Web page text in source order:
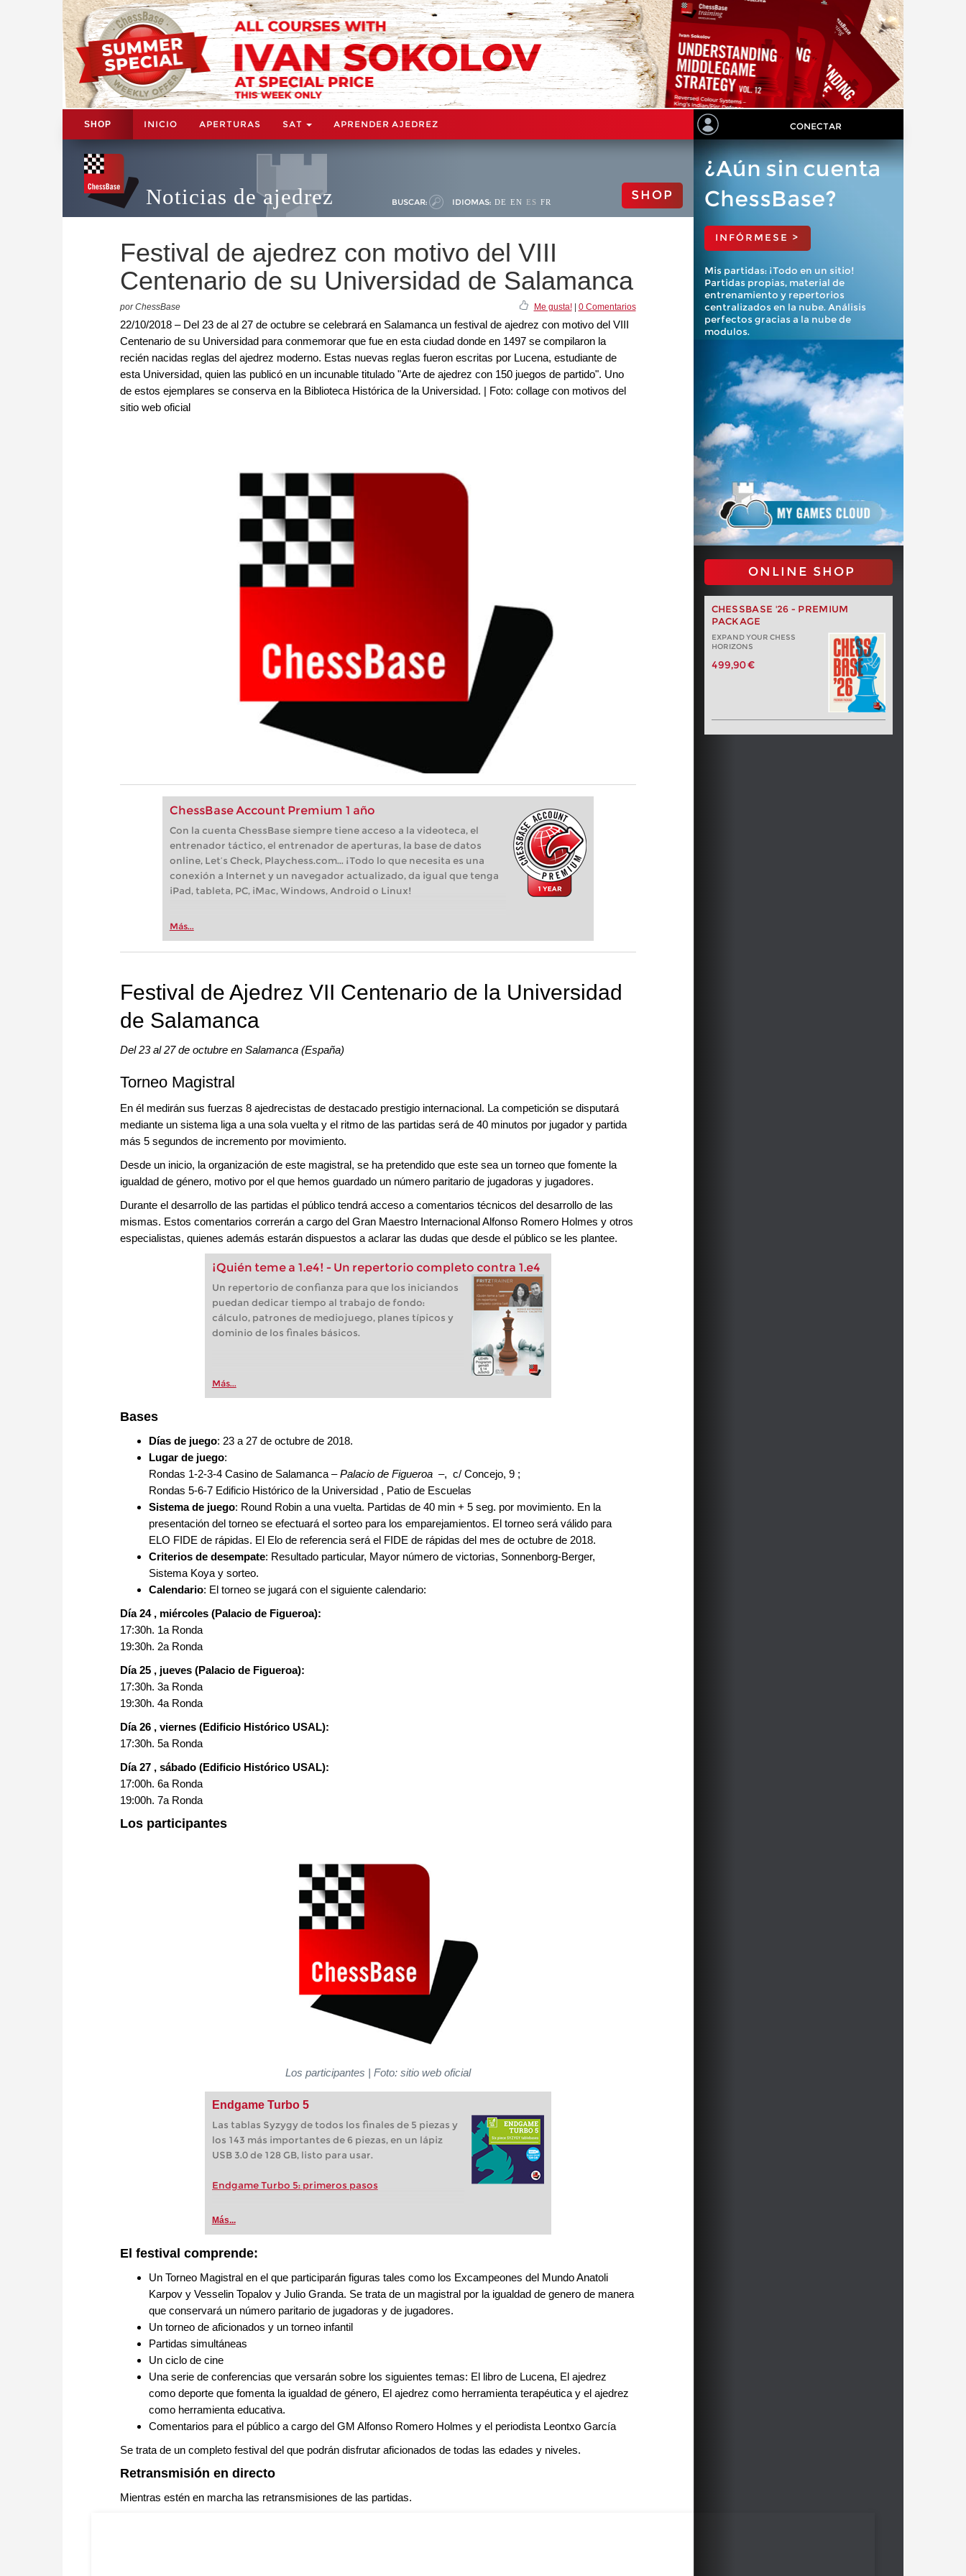
SHOP INICIO APERTURAS SAT APRENDER AJEDREZ CONECTAR
Noticias de ajedrez BUSCAR: IDIOMAS: DE EN ES FR SHOP
Festival de ajedrez con motivo del VIII
Centenario de su Universidad de Salamanca
por ChessBase Me gusta!| 0 Comentarios
22/10/2018 – Del 23 de al 27 de octubre se celebrará en Salamanca un festival de ajedrez con motivo del VIII
Centenario de su Universidad para conmemorar que fue en esta ciudad donde en 1497 se compilaron la
recién nacidas reglas del ajedrez moderno. Estas nuevas reglas fueron escritas por Lucena, estudiante de
esta Universidad, quien las publicó en un incunable titulado "Arte de ajedrez con 150 juegos de partido". Uno
de estos ejemplares se conserva en la Biblioteca Histórica de la Universidad. | Foto: collage con motivos del
sitio web oficial
ChessBase Account Premium 1 año
Con la cuenta ChessBase siempre tiene acceso a la videoteca, el
entrenador táctico, el entrenador de aperturas, la base de datos
online, Let’s Check, Playchess.com... ¡Todo lo que necesita es una
conexión a Internet y un navegador actualizado, da igual que tenga
iPad, tableta, PC, iMac, Windows, Android o Linux!
Más...
¿Aún sin cuenta
ChessBase?
INFÓRMESE >
Mis partidas: ¡Todo en un sitio!
Partidas propias, material de
entrenamiento y repertorios
centralizados en la nube. Análisis
perfectos gracias a la nube de
modulos.
ONLINE SHOP
CHESSBASE '26 - PREMIUM
PACKAGE
EXPAND YOUR CHESS
HORIZONS
499,90 €
Festival de Ajedrez VII Centenario de la Universidad
de Salamanca
Del 23 al 27 de octubre en Salamanca (España)
Torneo Magistral
En él medirán sus fuerzas 8 ajedrecistas de destacado prestigio internacional. La competición se disputará
mediante un sistema liga a una sola vuelta y el ritmo de las partidas será de 40 minutos por jugador y partida
más 5 segundos de incremento por movimiento.
Desde un inicio, la organización de este magistral, se ha pretendido que este sea un torneo que fomente la
igualdad de género, motivo por el que hemos guardado un número paritario de jugadoras y jugadores.
Durante el desarrollo de las partidas el público tendrá acceso a comentarios técnicos del desarrollo de las
mismas. Estos comentarios correrán a cargo del Gran Maestro Internacional Alfonso Romero Holmes y otros
especialistas, quienes además estarán dispuestos a aclarar las dudas que desde el público se les plantee.
¡Quién teme a 1.e4! - Un repertorio completo contra 1.e4
Un repertorio de confianza para que los iniciandos
puedan dedicar tiempo al trabajo de fondo:
cálculo, patrones de mediojuego, planes típicos y
dominio de los finales básicos.
Más...
Bases
Días de juego: 23 a 27 de octubre de 2018.
Lugar de juego:
Rondas 1-2-3-4 Casino de Salamanca –Palacio de Figueroa –, c/ Concejo, 9 ;
Rondas 5-6-7 Edificio Histórico de la Universidad , Patio de Escuelas
Sistema de juego: Round Robin a una vuelta. Partidas de 40 min + 5 seg. por movimiento. En la
presentación del torneo se efectuará el sorteo para los emparejamientos. El torneo será válido para
ELO FIDE de rápidas. El Elo de referencia será el FIDE de rápidas del mes de octubre de 2018.
Criterios de desempate: Resultado particular, Mayor número de victorias, Sonnenborg-Berger,
Sistema Koya y sorteo.
Calendario: El torneo se jugará con el siguiente calendario:
Día 24 , miércoles (Palacio de Figueroa):
17:30h. 1a Ronda
19:30h. 2a Ronda
Día 25 , jueves (Palacio de Figueroa):
17:30h. 3a Ronda
19:30h. 4a Ronda
Día 26 , viernes (Edificio Histórico USAL):
17:30h. 5a Ronda
Día 27 , sábado (Edificio Histórico USAL):
17:00h. 6a Ronda
19:00h. 7a Ronda
Los participantes
Los participantes | Foto: sitio web oficial
Endgame Turbo 5
Las tablas Syzygy de todos los finales de 5 piezas y
los 143 más importantes de 6 piezas, en un lápiz
USB 3.0 de 128 GB, listo para usar.
Endgame Turbo 5: primeros pasos
Más...
El festival comprende:
Un Torneo Magistral en el que participarán figuras tales como los Excampeones del Mundo Anatoli
Karpov y Vesselin Topalov y Julio Granda. Se trata de un magistral por la igualdad de genero de manera
que conservará un número paritario de jugadoras y de jugadores.
Un torneo de aficionados y un torneo infantil
Partidas simultáneas
Un ciclo de cine
Una serie de conferencias que versarán sobre los siguientes temas: El libro de Lucena, El ajedrez
como deporte que fomenta la igualdad de género, El ajedrez como herramienta terapéutica y el ajedrez
como herramienta educativa.
Comentarios para el público a cargo del GM Alfonso Romero Holmes y el periodista Leontxo García
Se trata de un completo festival del que podrán disfrutar aficionados de todas las edades y niveles.
Retransmisión en directo
Mientras estén en marcha las retransmisiones de las partidas.